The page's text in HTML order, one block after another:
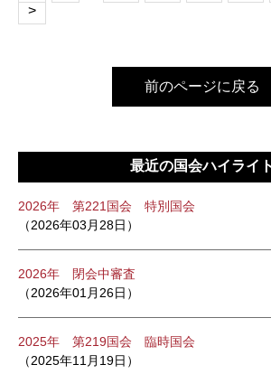
>
前のページに戻る
最近の国会ハイライト
2026年 第221国会 特別国会
（2026年03月28日）
2026年 閉会中審査
（2026年01月26日）
2025年 第219国会 臨時国会
（2025年11月19日）